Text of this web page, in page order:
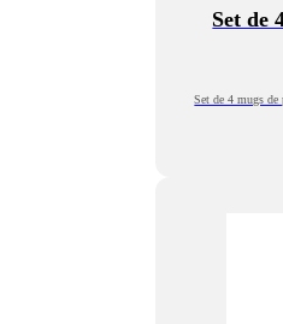
Set de
Set de 4 mugs de